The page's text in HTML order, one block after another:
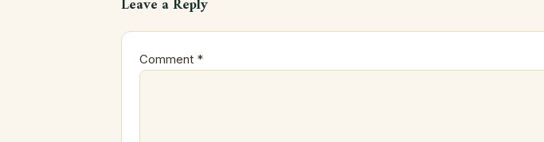
Leave a Reply
Comment *